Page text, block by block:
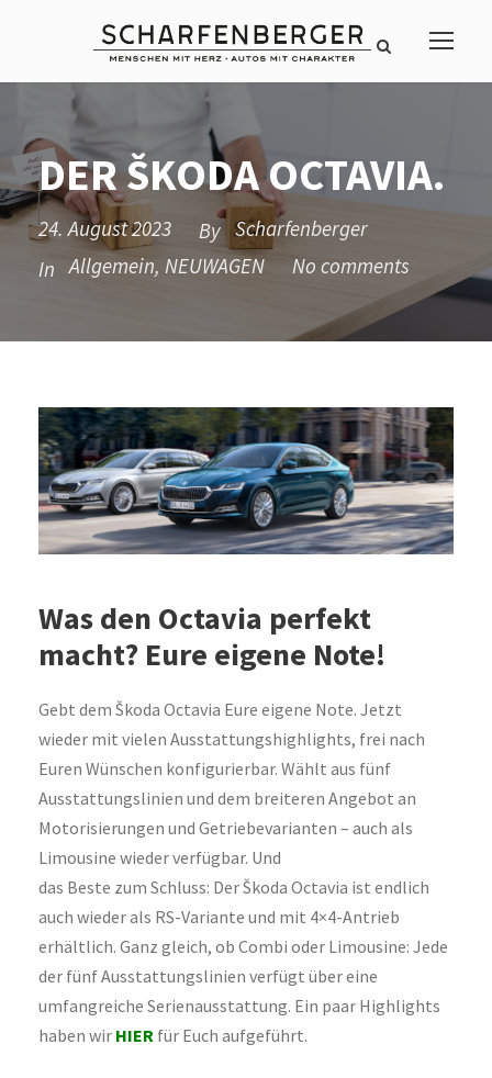
DER ŠKODA OCTAVIA.
24. August 2023 By Scharfenberger
In Allgemein, NEUWAGEN No comments
Was den Octavia perfekt
macht? Eure eigene Note!
Gebt dem Škoda Octavia Eure eigene Note. Jetzt
wieder mit vielen Ausstattungshighlights, frei nach
Euren Wünschen konfigurierbar. Wählt aus fünf
Ausstattungslinien und dem breiteren Angebot an
Motorisierungen und Getriebevarianten – auch als
Limousine wieder verfügbar. Und
das Beste zum Schluss: Der Škoda Octavia ist endlich
auch wieder als RS-Variante und mit 4×4-Antrieb
erhältlich. Ganz gleich, ob Combi oder Limousine: Jede
der fünf Ausstattungslinien verfügt über eine
umfangreiche Serienausstattung. Ein paar Highlights
haben wir HIER für Euch aufgeführt.